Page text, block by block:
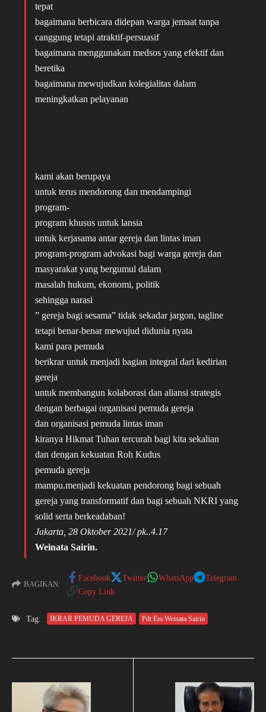
tepat
bagaimana berbicara didepan warga jemaat tanpa
canggung tetapi atraktif-persuasif
bagaimana menggunakan medsos yang efektif dan
beretika
bagaimana mewujudkan kolegialitas dalam
meningkatkan pelayanan
kami akan berupaya
untuk terus mendorong dan mendampingi
program-
program khusus untuk lansia
untuk kerjasama antar gereja dan lintas iman
program-program advokasi bagi warga gereja dan
masyarakat yang bergumul dalam
masalah hukum, ekonomi, politik
sehingga narasi
” gereja bagi sesama” tidak sekadar jargon, tagline
tetapi benar-benar mewujud didunia nyata
kami para pemuda
berikrar untuk menjadi bagian integral dari kedirian
gereja
untuk membangun kolaborasi dan aliansi strategis
dengan berbagai organisasi pemuda gereja
dan organisasi pemuda lintas iman
kiranya Hikmat Tuhan tercurah bagi kita sekalian
dan dengan kekuatan Roh Kudus
pemuda gereja
mampu.menjadi kekuatan pendorong bagi sebuah
gereja yang transformatif dan bagi sebuah NKRI yang
solid serta berkeadaban!
Jakarta, 28 Oktober 2021/ pk..4.17
Weinata Sairin.
BAGIKAN:
Facebook Twitter WhatsApp
Telegram
Copy Link
Tag: IKRAR PEMUDA GEREJA Pdt Em Weinata Sairin